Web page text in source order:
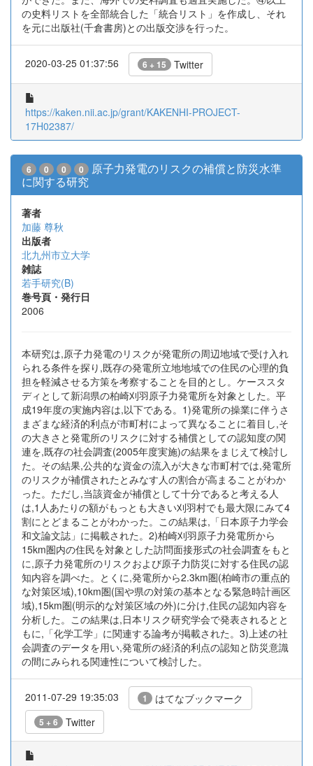
の史料リストを全部統合した「統合リスト」を作成し、それ
を元に出版社(千倉書房)との出版交渉を行った。
2020-03-25 01:37:56 6 + 15 Twitter
https://kaken.nii.ac.jp/grant/KAKENHI-PROJECT-
17H02387/
6 0 0 0
原子力発電のリスクの補償と防災水準
に関する研究
著者
加藤 尊秋
出版者
北九州市立大学
雑誌
若手研究(B)
巻号頁・発行日
2006
本研究は,原子力発電のリスクが発電所の周辺地域で受け入れ
られる条件を探り,既存の発電所立地地域での住民の心理的負
担を軽減させる方策を考察することを目的とし。ケーススタ
ディとして新潟県の柏崎刈羽原子力発電所を対象とした。平
成19年度の実施内容は,以下である。1)発電所の操業に伴うさ
まざまな経済的利点が市町村によって異なることに着目し,そ
の大きさと発電所のリスクに対する補償としての認知度の関
連を,既存の社会調査(2005年度実施)の結果をまじえて検討し
た。その結果,公共的な資金の流入が大きな市町村では,発電所
のリスクが補償されたとみなす人の割合が高まることがわか
った。ただし,当該資金が補償として十分であると考える人
は,1人あたりの額がもっとも大きい刈羽村でも最大限にみて4
割にとどまることがわかった。この結果は,「日本原子力学会
和文論文誌」に掲載された。2)柏崎刈羽原子力発電所から
15km圏内の住民を対象とした訪問面接形式の社会調査をもと
に,原子力発電所のリスクおよび原子力防災に対する住民の認
知内容を調べた。とくに,発電所から2.3km圏(柏崎市の重点的
な対策区域),10km圏(国や県の対策の基本となる緊急時計画区
域),15km圏(明示的な対策区域の外)に分け,住民の認知内容を
分析した。この結果は,日本リスク研究学会で発表されるとと
もに,「化学工学」に関連する論考が掲載された。3)上述の社
会調査のデータを用い,発電所の経済的利点の認知と防災意識
の間にみられる関連性について検討した。
2011-07-29 19:35:03 1 はてなブックマーク
5 + 6 Twitter